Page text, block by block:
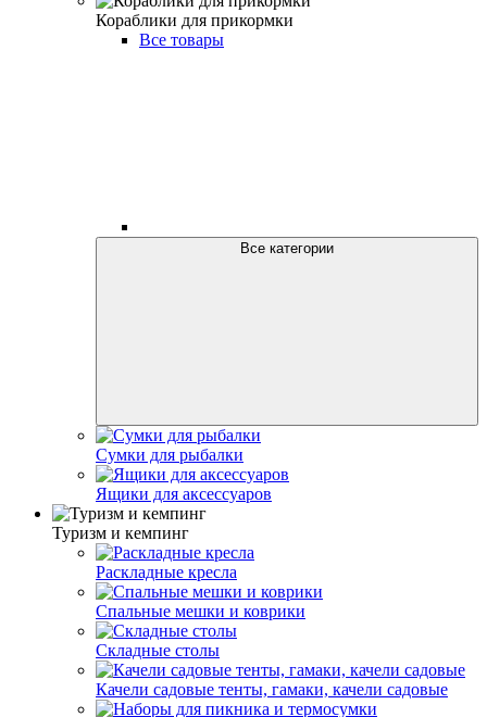
Кораблики для прикормки
Все товары
Все категории
Сумки для рыбалки
Ящики для аксессуаров
Туризм и кемпинг
Раскладные кресла
Спальные мешки и коврики
Складные столы
Качели садовые тенты, гамаки, качели садовые